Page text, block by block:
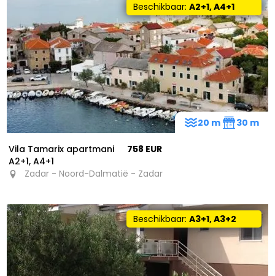
Beschikbaar:A2+1, A4+1
Vila Tamarix apartmani
A2+1, A4+1
758 EUR
Zadar - Noord-Dalmatië - Zadar
20 m 30 m
Beschikbaar:A3+1, A3+2